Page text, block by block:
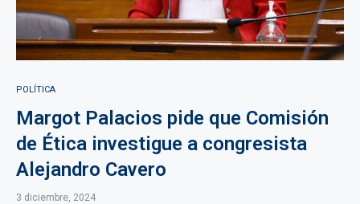
POLÍTICA
Margot Palacios pide que Comisión
de Ética investigue a congresista
Alejandro Cavero
3 diciembre, 2024